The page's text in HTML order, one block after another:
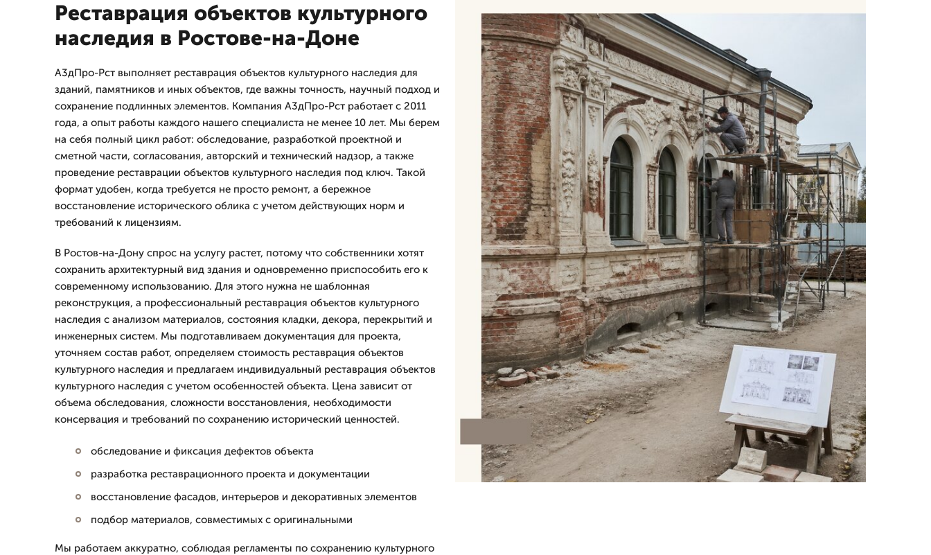
Реставрация объектов культурного
наследия в Ростове-на-Доне
А3дПро-Рст выполняет реставрация объектов культурного наследия для
зданий, памятников и иных объектов, где важны точность, научный подход и
сохранение подлинных элементов. Компания А3дПро-Рст работает с 2011
года, а опыт работы каждого нашего специалиста не менее 10 лет. Мы берем
на себя полный цикл работ: обследование, разработкой проектной и
сметной части, согласования, авторский и технический надзор, а также
проведение реставрации объектов культурного наследия под ключ. Такой
формат удобен, когда требуется не просто ремонт, а бережное
восстановление исторического облика с учетом действующих норм и
требований к лицензиям.
В Ростов-на-Дону спрос на услугу растет, потому что собственники хотят
сохранить архитектурный вид здания и одновременно приспособить его к
современному использованию. Для этого нужна не шаблонная
реконструкция, а профессиональный реставрация объектов культурного
наследия с анализом материалов, состояния кладки, декора, перекрытий и
инженерных систем. Мы подготавливаем документация для проекта,
уточняем состав работ, определяем стоимость реставрация объектов
культурного наследия и предлагаем индивидуальный реставрация объектов
культурного наследия с учетом особенностей объекта. Цена зависит от
объема обследования, сложности восстановления, необходимости
консервация и требований по сохранению исторический ценностей.
обследование и фиксация дефектов объекта
разработка реставрационного проекта и документации
восстановление фасадов, интерьеров и декоративных элементов
подбор материалов, совместимых с оригинальными
Мы работаем аккуратно, соблюдая регламенты по сохранению культурного